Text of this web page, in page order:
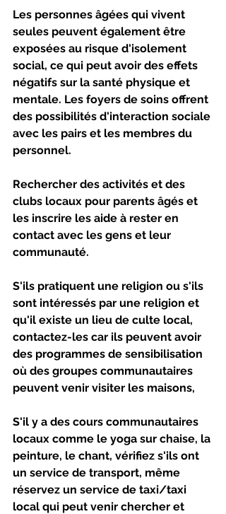
Les personnes âgées qui vivent
seules peuvent également être
exposées au risque d'isolement
social, ce qui peut avoir des effets
négatifs sur la santé physique et
mentale. Les foyers de soins offrent
des possibilités d'interaction sociale
avec les pairs et les membres du
personnel.
Rechercher des activités et des
clubs locaux pour parents âgés et
les inscrire les aide à rester en
contact avec les gens et leur
communauté.
S'ils pratiquent une religion ou s'ils
sont intéressés par une religion et
qu'il existe un lieu de culte local,
contactez-les car ils peuvent avoir
des programmes de sensibilisation
où des groupes communautaires
peuvent venir visiter les maisons,
S'il y a des cours communautaires
locaux comme le yoga sur chaise, la
peinture, le chant, vérifiez s'ils ont
un service de transport, même
réservez un service de taxi/taxi
local qui peut venir chercher et